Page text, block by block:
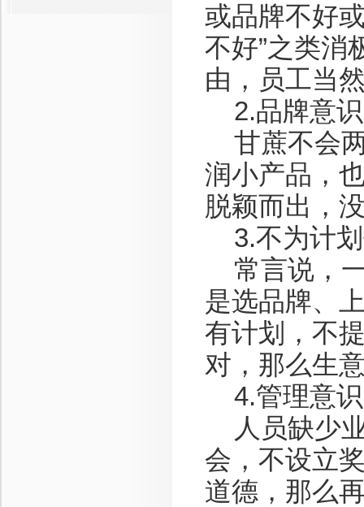
或品牌不好
不好”之类消
由，员工当
2.品牌意识
甘蔗不会
润小产品，
脱颖而出，
3.不为计划
常言说，
是选品牌、
有计划，不
对，那么生
4.管理意识
人员缺少
会，不设立
道德，那么